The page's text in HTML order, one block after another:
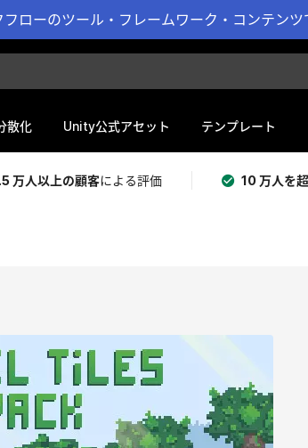
ローのツール・フレームワーク・コンテン
散化 Unity公式アセット テンプレート
万人以上の顧客による評価 10 万人を